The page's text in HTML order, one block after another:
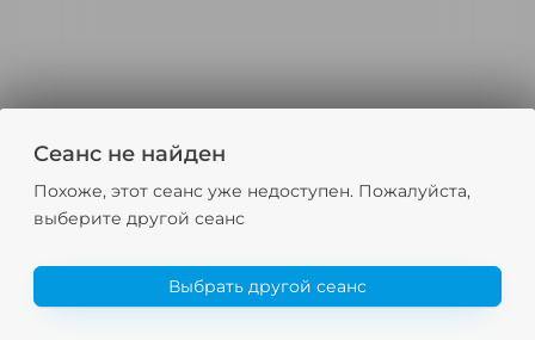
Сеанс не найден
Похоже, этот сеанс уже недоступен. Пожалуйста,
выберите другой сеанс
Выбрать другой сеанс